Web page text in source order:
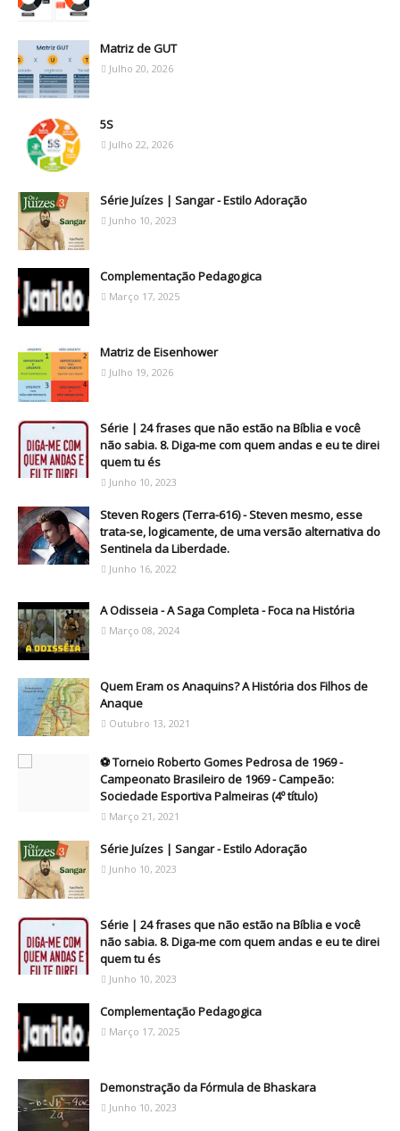
Matriz de GUT
Julho 20, 2026
5S
Julho 22, 2026
Série Juízes | Sangar - Estilo Adoração
Junho 10, 2023
Complementação Pedagogica
Março 17, 2025
Matriz de Eisenhower
Julho 19, 2026
Série | 24 frases que não estão na Bíblia e você
não sabia. 8. Diga-me com quem andas e eu te direi
quem tu és
Junho 10, 2023
Steven Rogers (Terra-616) - Steven mesmo, esse
trata-se, logicamente, de uma versão alternativa do
Sentinela da Liberdade.
Junho 16, 2022
A Odisseia - A Saga Completa - Foca na História
Março 08, 2024
Quem Eram os Anaquins? A História dos Filhos de
Anaque
Outubro 13, 2021
⚽ Torneio Roberto Gomes Pedrosa de 1969 -
Campeonato Brasileiro de 1969 - Campeão:
Sociedade Esportiva Palmeiras (4º título)
Março 21, 2021
Série Juízes | Sangar - Estilo Adoração
Junho 10, 2023
Série | 24 frases que não estão na Bíblia e você
não sabia. 8. Diga-me com quem andas e eu te direi
quem tu és
Junho 10, 2023
Complementação Pedagogica
Março 17, 2025
Demonstração da Fórmula de Bhaskara
Junho 10, 2023